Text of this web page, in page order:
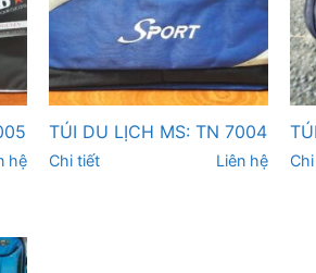
hệ
TÚI DU LỊCH MS: TN 7004
Chi tiết Liên hệ